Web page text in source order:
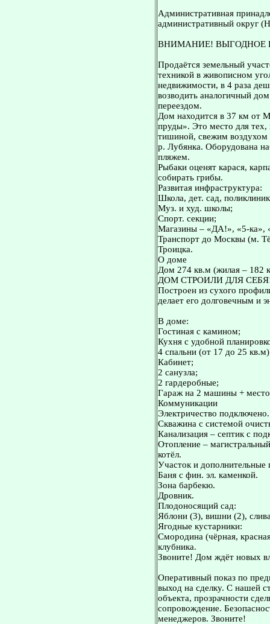
Административная
административный округ
ВНИМАНИЕ! ВЫГОДНОЕ
Продаётся земельный
техникой в живописном
недвижимости, в 4 раза
возводить аналогичный
переездом.
Дом находится в 37 км от
пруды». Это место для тех,
тишиной, свежим
р. Лубянка. Оборудована
пляжем.
Рыбаки оценят карася,
собирать грибы.
Развитая инфраструктура:
Школа, дет. сад,
Муз. и худ. школы;
Спорт. секции;
Магазины – «ДА!», «5-ка»,
Транспорт до Москвы (м.
Троицка.
О доме
Дом 274 кв.м (жилая – 182
ДОМ СТРОИЛИ ДЛЯ
Построен из сухого
делает его долговечным и
В доме:
Гостиная с камином;
Кухня с удобной
4 спальни (от 17 до 25
Кабинет;
2 санузла;
2 гардеробные;
Гараж на 2 машины + место
Коммуникации
Электричество подключено.
Скважина с системой
Канализация – септик с
Отопление –
котёл.
Участок и дополнительные
Баня с фин. эл. каменкой.
Зона барбекю.
Дровник.
Плодоносящий сад:
Яблони (3), вишни (2),
Ягодные кустарники:
Смородина (чёрная,
клубника.
Звоните! Дом ждёт новых
Оперативный показ по
выход на сделку. С нашей
объекта, прозрачности
сопровождение.
менеджеров. Звоните!